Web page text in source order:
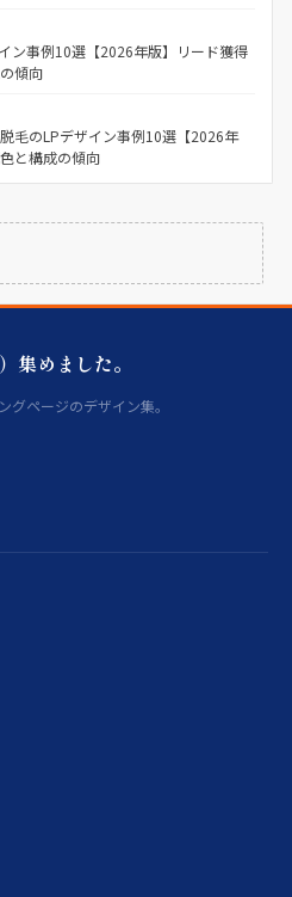
ン事例10選【2026年版】リード獲得
傾向
毛のLPデザイン事例10選【2026年
と構成の傾向
集めました。
グページのデザイン集。